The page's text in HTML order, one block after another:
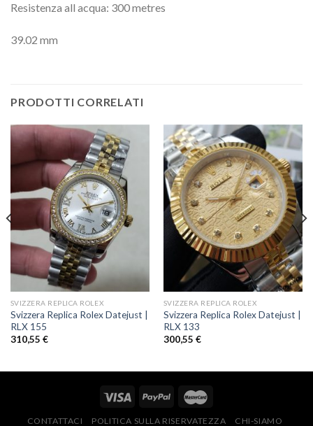
Resistenza all acqua: 300 metres
39.02 mm
PRODOTTI CORRELATI
SVIZZERA REPLICA ROLEX
Svizzera Replica Rolex Datejust |
RLX 155
310,55 €
SVIZZERA REPLICA ROLEX
Svizzera Replica Rolex Datejust |
RLX 133
300,55 €
CONTATTACI POLITICA SULLA RISERVATEZZA
CHI-SIAMO